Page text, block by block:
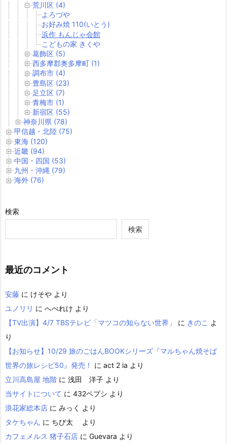
荒川区 (4)
よろづや
お好み焼 110(いとう)
浜作 もんじゃ会館
こどもの家 きくや
葛飾区 (5)
西多摩郡奥多摩町 (1)
調布市 (4)
豊島区 (23)
足立区 (7)
青梅市 (1)
新宿区 (55)
神奈川県 (78)
甲信越・北陸 (75)
東海 (120)
近畿 (94)
中国・四国 (53)
九州・沖縄 (79)
海外 (76)
検索
検索
最近のコメント
安藤 に けそや より
ユノリリ に へべれけ より
【TV出演】4/7 TBSテレビ「マツコの知らない世界」
に きのこ よ
り
【お知らせ】10/29 旅のごはんBOOKシリーズ『マルちゃん焼そば
世界の旅レシピ50』発売！
に act 2 ia より
立川高島屋 地階 に 浅田 洋子 より
当サイトについて に 432ペプシ より
浪花家総本店 に みっく
より
タケちゃん に ちび太
より
カフェメルス 猪子石店 に Guevara より